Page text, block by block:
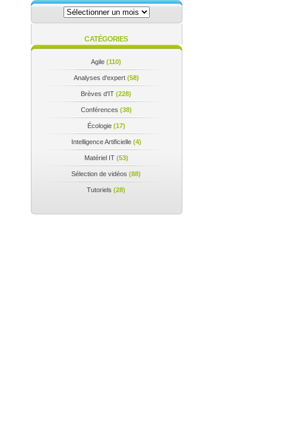
Les
archives
CATÉGORIES
Agile (110)
Analyses d'expert(58)
Brèves d'IT (228)
Conférences (38)
Écologie(17)
Intelligence Artificielle(4)
Matériel IT(53)
Sélection de vidéos (88)
Tutoriels (28)